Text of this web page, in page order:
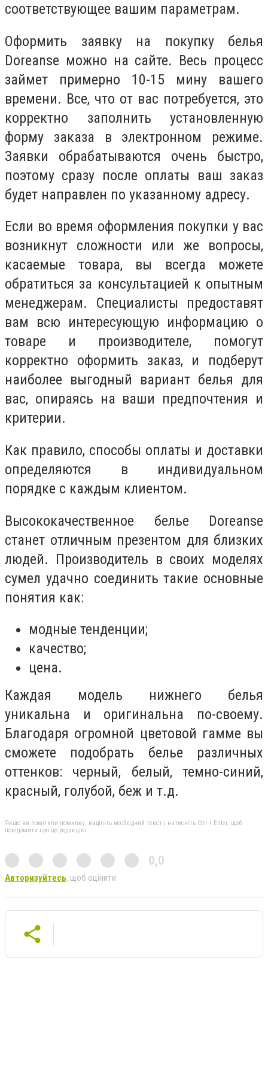
соответствующее вашим параметрам.
Оформить заявку на покупку белья
Doreanse можно на сайте. Весь процесс
займет примерно 10-15 мину вашего
времени. Все, что от вас потребуется, это
корректно заполнить установленную
форму заказа в электронном режиме.
Заявки обрабатываются очень быстро,
поэтому сразу после оплаты ваш заказ
будет направлен по указанному адресу.
Если во время оформления покупки у вас
возникнут сложности или же вопросы,
касаемые товара, вы всегда можете
обратиться за консультацией к опытным
менеджерам. Специалисты предоставят
вам всю интересующую информацию о
товаре и производителе, помогут
корректно оформить заказ, и подберут
наиболее выгодный вариант белья для
вас, опираясь на ваши предпочтения и
критерии.
Как правило, способы оплаты и доставки
определяются в индивидуальном
порядке с каждым клиентом.
Высококачественное белье Doreanse
станет отличным презентом для близких
людей. Производитель в своих моделях
сумел удачно соединить такие основные
понятия как:
модные тенденции;
качество;
цена.
Каждая модель нижнего белья
уникальна и оригинальна по-своему.
Благодаря огромной цветовой гамме вы
сможете подобрать белье различных
оттенков: черный, белый, темно-синий,
красный, голубой, беж и т.д.
Якщо ви помітили помилку, виділіть необхідний текст і натисніть Ctrl + Enter, щоб
повідомити про це редакцію
0,0
Авторизуйтесь, щоб оцінити